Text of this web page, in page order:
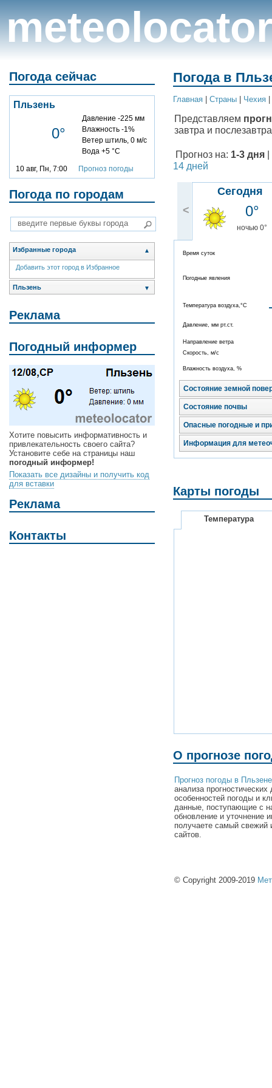
meteolocator
Погода сейчас
Пльзень
0°
Давление -225 мм
Влажность -1%
Ветер штиль, 0 м/с
Вода +5 °C
10 авг, Пн, 7:00 Прогноз погоды
Погода по городам
Избранные города ▲
Добавить этот город в Избранное
Пльзень ▼
Реклама
Погодный информер
Хотите повысить информативность и
привлекательность своего сайта?
Установите себе на страницы наш
погодный информер!
Показать все дизайны и получить код
для вставки
Реклама
Контакты
Погода в
Главная Cтраны Чехия
Представляем
завтра и
Прогноз на: 1-3 дня
14 дней
<
Сегодня
0°
ночью 0°
Время суток
Погодные явления
Температура воздуха,°C
Давление, мм рт.ст.
Направление ветра
Скорость, м/с
Влажность воздуха, %
Состояние земной
Состояние почвы
Опасные погодные и
Информация для
Карты погоды
Температура
О прогнозе
Прогноз погоды в Пльзене
анализа
особенностей погоды и
данные, поступающие с
обновление и уточнение
получаете самый свежий
сайтов.
© Copyright 2009-2019